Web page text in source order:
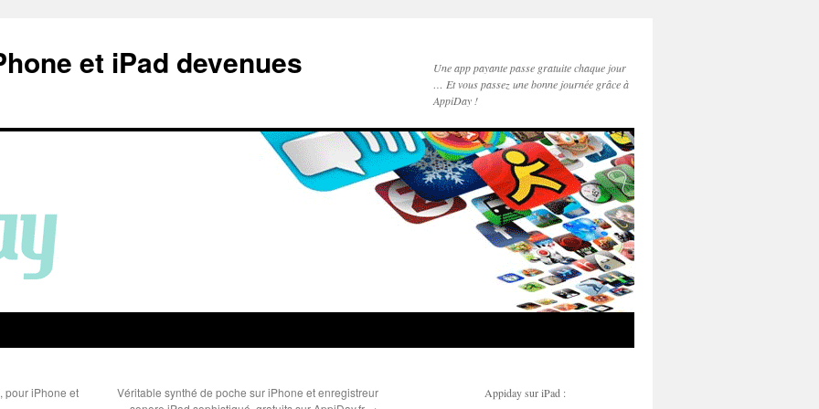
et iPad devenues
Une app payante passe gratuite chaque jour
… Et vous passez une bonne journée grâce à
AppiDay !
pour iPhone et
Véritable synthé de poche sur iPhone et enregistreur
Appiday sur iPad :